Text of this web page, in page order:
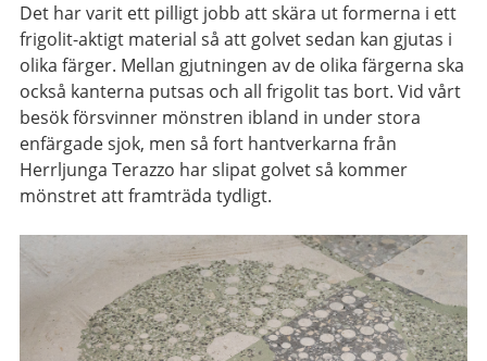
Det har varit ett pilligt jobb att skära ut formerna i ett
frigolit-aktigt material så att golvet sedan kan gjutas i
olika färger. Mellan gjutningen av de olika färgerna ska
också kanterna putsas och all frigolit tas bort. Vid vårt
besök försvinner mönstren ibland in under stora
enfärgade sjok, men så fort hantverkarna från
Herrljunga Terazzo har slipat golvet så kommer
mönstret att framträda tydligt.